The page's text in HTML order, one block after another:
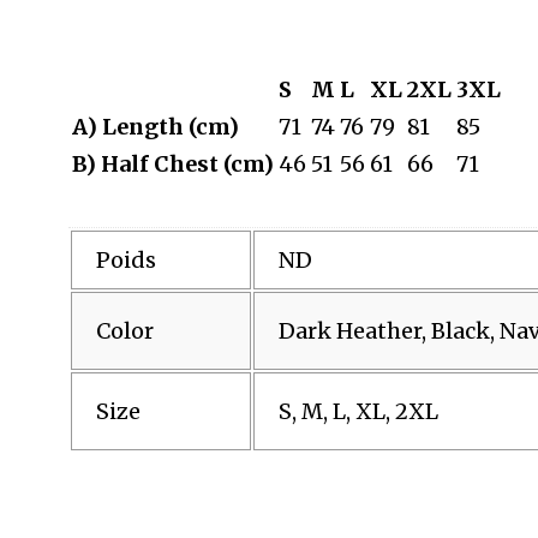
S M L XL2XL 3XL
A) Length (cm)
71 7476 79 81
85
B) Half Chest (cm) 46 51 56 61 66 71
Poids ND
Color Dark Heather, Black,
Size S, M, L, XL, 2XL